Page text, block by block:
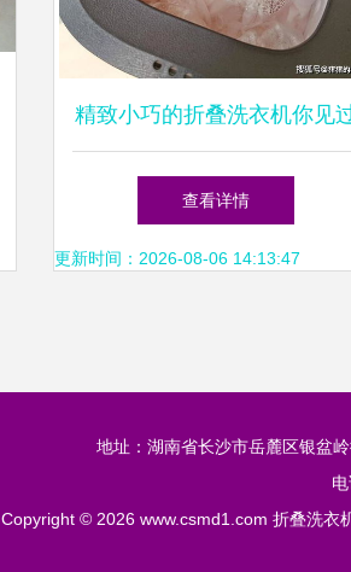
精致小巧的折叠洗衣机你见
吗 摩鱼做到了
查看详情
更新时间：2026-08-06 14:13:47
地址：湖南省长沙市岳麓区银盆
Copyright © 2026 www.csmd1.com 折叠洗衣